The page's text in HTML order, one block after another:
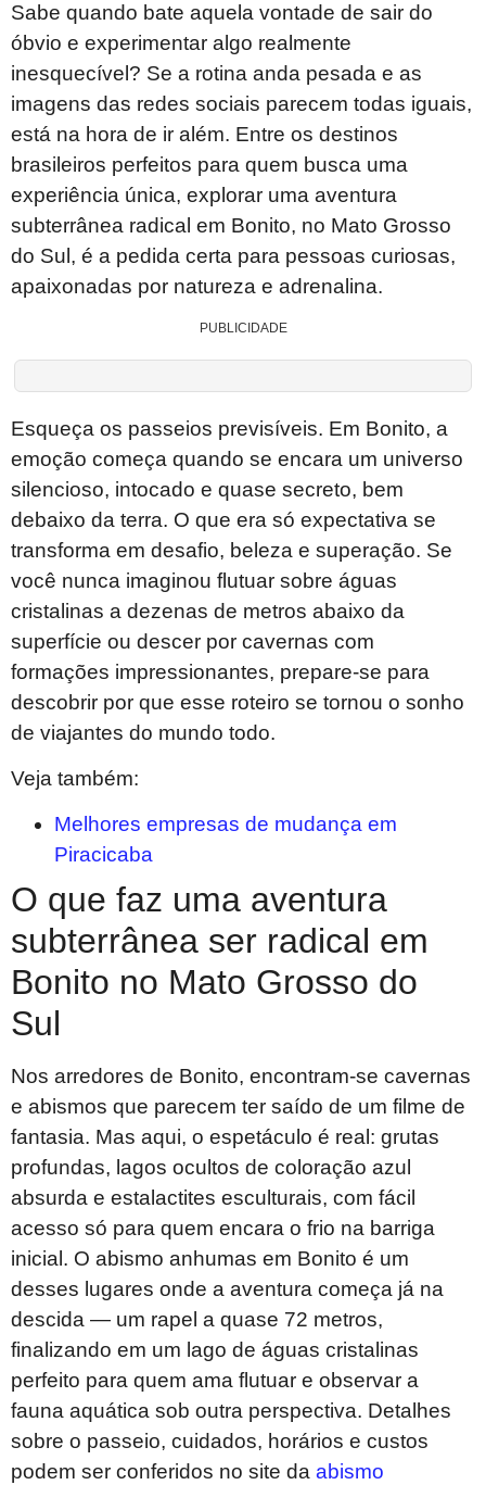
Sabe quando bate aquela vontade de sair do
óbvio e experimentar algo realmente
inesquecível? Se a rotina anda pesada e as
imagens das redes sociais parecem todas iguais,
está na hora de ir além. Entre os destinos
brasileiros perfeitos para quem busca uma
experiência única, explorar uma aventura
subterrânea radical em Bonito, no Mato Grosso
do Sul, é a pedida certa para pessoas curiosas,
apaixonadas por natureza e adrenalina.
PUBLICIDADE
Esqueça os passeios previsíveis. Em Bonito, a
emoção começa quando se encara um universo
silencioso, intocado e quase secreto, bem
debaixo da terra. O que era só expectativa se
transforma em desafio, beleza e superação. Se
você nunca imaginou flutuar sobre águas
cristalinas a dezenas de metros abaixo da
superfície ou descer por cavernas com
formações impressionantes, prepare-se para
descobrir por que esse roteiro se tornou o sonho
de viajantes do mundo todo.
Veja também:
Melhores empresas de mudança em
Piracicaba
O que faz uma aventura
subterrânea ser radical em
Bonito no Mato Grosso do
Sul
Nos arredores de Bonito, encontram-se cavernas
e abismos que parecem ter saído de um filme de
fantasia. Mas aqui, o espetáculo é real: grutas
profundas, lagos ocultos de coloração azul
absurda e estalactites esculturais, com fácil
acesso só para quem encara o frio na barriga
inicial. O abismo anhumas em Bonito é um
desses lugares onde a aventura começa já na
descida — um rapel a quase 72 metros,
finalizando em um lago de águas cristalinas
perfeito para quem ama flutuar e observar a
fauna aquática sob outra perspectiva. Detalhes
sobre o passeio, cuidados, horários e custos
podem ser conferidos no site da abismo